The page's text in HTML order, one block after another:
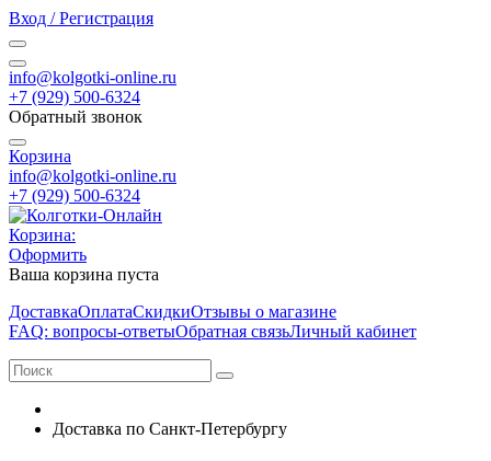
Вход / Регистрация
info@kolgotki-online.ru
+7 (929) 500-6324
Обратный звонок
Корзина
info@kolgotki-online.ru
+7 (929) 500-6324
Корзина:
Оформить
Ваша корзина пуста
ДоставкаОплатаСкидкиОтзывы о магазине
FAQ: вопросы-ответыОбратная связьЛичный кабинет
Доставка по Санкт-Петербургу